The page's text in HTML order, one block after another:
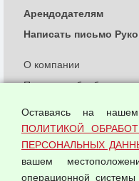
О компании
Политика обработки и
Согласием на
Оферта оптовой купли-
Публичная оферта
Арендодателям
Написать письмо
Оставаясь на
ПОЛИТИКОЙ
ПЕРСОНАЛЬНЫХ
вашем
операционной